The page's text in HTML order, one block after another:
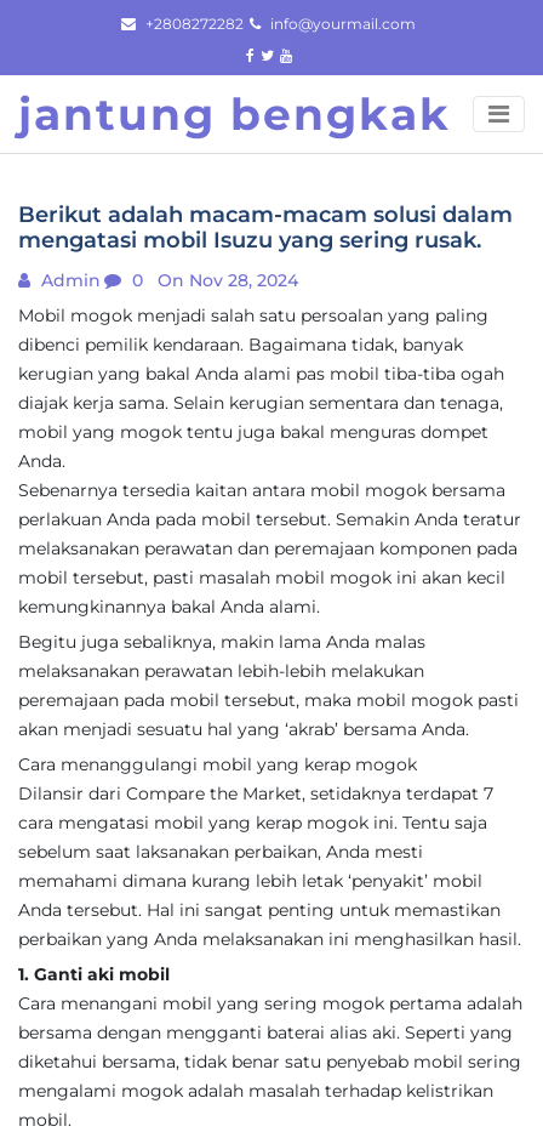
content
+2808272282 info@yourmail.com
jantung bengkak
Berikut adalah macam-macam solusi dalam
mengatasi mobil Isuzu yang sering rusak.
Admin 0
On Nov 28, 2024
Mobil mogok menjadi salah satu persoalan yang paling
dibenci pemilik kendaraan. Bagaimana tidak, banyak
kerugian yang bakal Anda alami pas mobil tiba-tiba ogah
diajak kerja sama. Selain kerugian sementara dan tenaga,
mobil yang mogok tentu juga bakal menguras dompet
Anda.
Sebenarnya tersedia kaitan antara mobil mogok bersama
perlakuan Anda pada mobil tersebut. Semakin Anda teratur
melaksanakan perawatan dan peremajaan komponen pada
mobil tersebut, pasti masalah mobil mogok ini akan kecil
kemungkinannya bakal Anda alami.
Begitu juga sebaliknya, makin lama Anda malas
melaksanakan perawatan lebih-lebih melakukan
peremajaan pada mobil tersebut, maka mobil mogok pasti
akan menjadi sesuatu hal yang ‘akrab’ bersama Anda.
Cara menanggulangi mobil yang kerap mogok
Dilansir dari Compare the Market, setidaknya terdapat 7
cara mengatasi mobil yang kerap mogok ini. Tentu saja
sebelum saat laksanakan perbaikan, Anda mesti
memahami dimana kurang lebih letak ‘penyakit’ mobil
Anda tersebut. Hal ini sangat penting untuk memastikan
perbaikan yang Anda melaksanakan ini menghasilkan hasil.
1. Ganti aki mobil
Cara menangani mobil yang sering mogok pertama adalah
bersama dengan mengganti baterai alias aki. Seperti yang
diketahui bersama, tidak benar satu penyebab mobil sering
mengalami mogok adalah masalah terhadap kelistrikan
mobil.